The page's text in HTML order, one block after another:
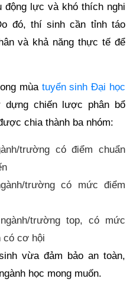
động lực và khó thích nghi
đó, thí sinh cần tỉnh táo
và khả năng thực tế để
mùa tuyển sinh Đại học
chiến lược phân bổ
chia thành ba nhóm:
trường có điểm chuẩn
trường có mức điểm
trường top, có mức
có cơ hội
vừa đảm bảo an toàn,
học mong muốn.